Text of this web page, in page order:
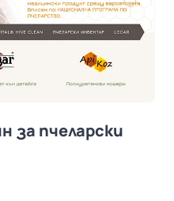
за пчеларски